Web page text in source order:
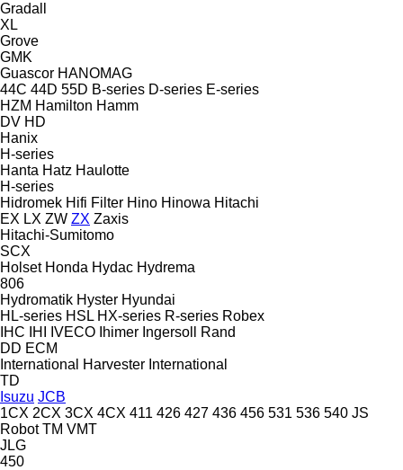
Gradall
XL
Grove
GMK
Guascor HANOMAG
44C 44D 55D B-series D-series E-series
HZM Hamilton Hamm
DV HD
Hanix
H-series
Hanta Hatz Haulotte
H-series
Hidromek Hifi Filter Hino Hinowa Hitachi
EX LX ZW ZX Zaxis
Hitachi-Sumitomo
SCX
Holset Honda Hydac Hydrema
806
Hydromatik Hyster Hyundai
HL-series HSL HX-series R-series Robex
IHC
IHI IVECO Ihimer Ingersoll Rand
DD ECM
International Harvester International
TD
Isuzu JCB
1CX 2CX 3CX 4CX 411 426 427 436 456 531 536 540 JS
Robot TM VMT
JLG
450